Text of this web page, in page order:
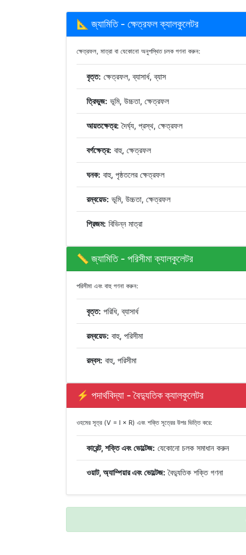
📐 জ্যামিতি - ক্ষেত্রফল ক্যালকুলেটর
ক্ষেত্রফল, মাত্রা বা যেকোনো অনুপস্থিত চলক গণনা করুন:
বৃত্ত: ক্ষেত্রফল, ব্যাসার্ধ, ব্যাস
ত্রিভুজ: ভূমি, উচ্চতা, ক্ষেত্রফল
আয়তক্ষেত্র: দৈর্ঘ্য, প্রস্থ, ক্ষেত্রফল
বর্গক্ষেত্র: বাহু, ক্ষেত্রফল
ঘনক: বাহু, পৃষ্ঠতলের ক্ষেত্রফল
রম্বয়েড: ভূমি, উচ্চতা, ক্ষেত্রফল
প্রিজম: বিভিন্ন মাত্রা
📏 জ্যামিতি - পরিসীমা ক্যালকুলেটর
পরিসীমা এবং বাহু গণনা করুন:
বৃত্ত: পরিধি, ব্যাসার্ধ
রম্বয়েড: বাহু, পরিসীমা
রম্বস: বাহু, পরিসীমা
⚡ পদার্থবিদ্যা - বৈদ্যুতিক ক্যালকুলেটর
ওহমের সূত্র (V = I × R) এবং শক্তি সূত্রের উপর ভিত্তি করে:
কারেন্ট, শক্তি এবং ভোল্টেজ: যেকোনো চলক সমাধান করুন
ওয়াট, অ্যাম্পিয়ার এবং ভোল্টেজ: বৈদ্যুতিক শক্তি গণনা